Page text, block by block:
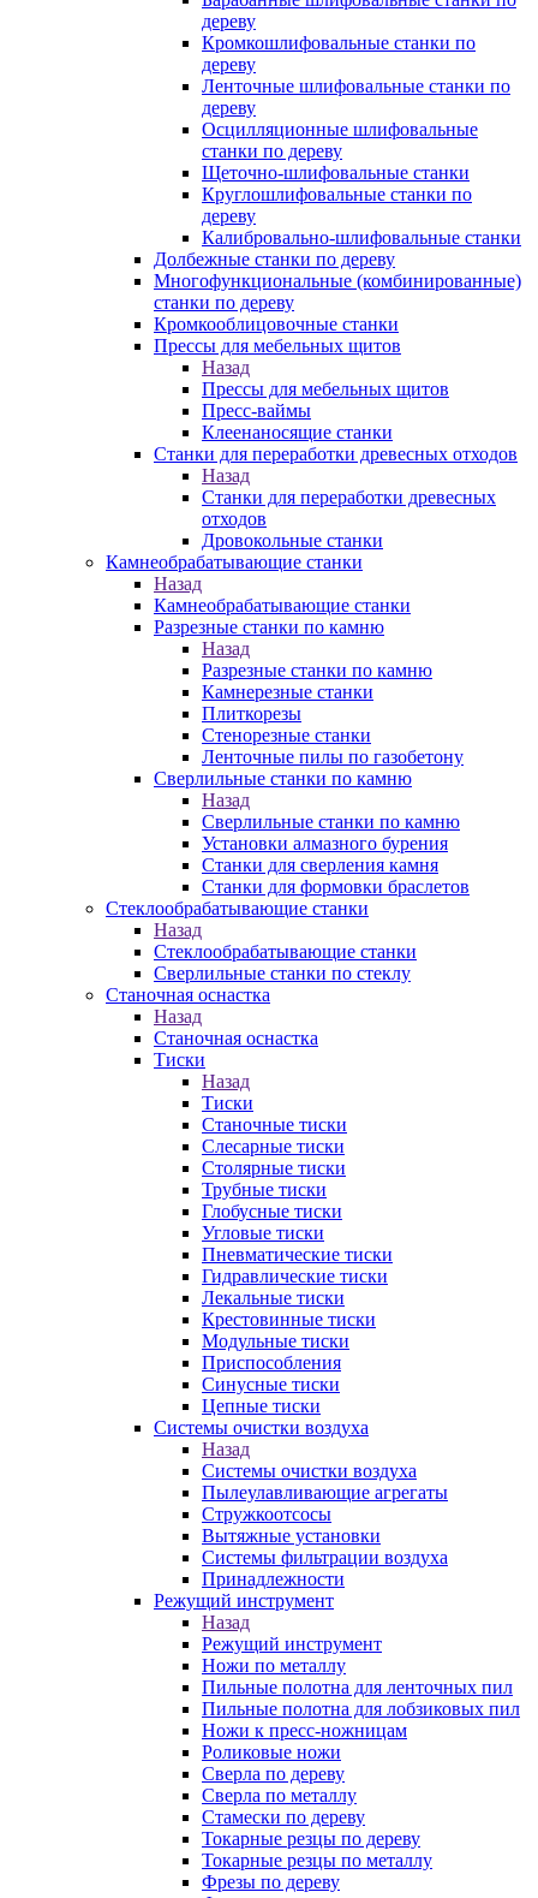
дереву
Кромкошлифовальные станки по
дереву
Ленточные шлифовальные станки по
дереву
Осцилляционные шлифовальные
станки по дереву
Щеточно-шлифовальные станки
Круглошлифовальные станки по
дереву
Калибровально-шлифовальные станки
Долбежные станки по дереву
Многофункциональные (комбинированные)
станки по дереву
Кромкооблицовочные станки
Прессы для мебельных щитов
Назад
Прессы для мебельных щитов
Пресс-ваймы
Клеенаносящие станки
Станки для переработки древесных отходов
Назад
Станки для переработки древесных
отходов
Дровокольные станки
Камнеобрабатывающие станки
Назад
Камнеобрабатывающие станки
Разрезные станки по камню
Назад
Разрезные станки по камню
Камнерезные станки
Плиткорезы
Стенорезные станки
Ленточные пилы по газобетону
Сверлильные станки по камню
Назад
Сверлильные станки по камню
Установки алмазного бурения
Станки для сверления камня
Станки для формовки браслетов
Стеклообрабатывающие станки
Назад
Стеклообрабатывающие станки
Сверлильные станки по стеклу
Станочная оснастка
Назад
Станочная оснастка
Тиски
Назад
Тиски
Станочные тиски
Слесарные тиски
Столярные тиски
Трубные тиски
Глобусные тиски
Угловые тиски
Пневматические тиски
Гидравлические тиски
Лекальные тиски
Крестовинные тиски
Модульные тиски
Приспособления
Синусные тиски
Цепные тиски
Системы очистки воздуха
Назад
Системы очистки воздуха
Пылеулавливающие агрегаты
Стружкоотсосы
Вытяжные установки
Системы фильтрации воздуха
Принадлежности
Режущий инструмент
Назад
Режущий инструмент
Ножи по металлу
Пильные полотна для ленточных пил
Пильные полотна для лобзиковых пил
Ножи к пресс-ножницам
Роликовые ножи
Сверла по дереву
Сверла по металлу
Стамески по дереву
Токарные резцы по дереву
Токарные резцы по металлу
Фрезы по дереву